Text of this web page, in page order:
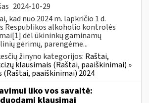
2024-10-29
kad nuo 2024 m. lapkričio 1 d.
Respublikos alkoholio kontrolės
dėl ūkininkų gaminamų
gėrimų, parengėme...
žinyno kategorijos: Raštai,
klausimais (Raštai, paaiškinimai) »
(Raštai, paaiškinimai) 2024
liko vos savaitė:
klausimai